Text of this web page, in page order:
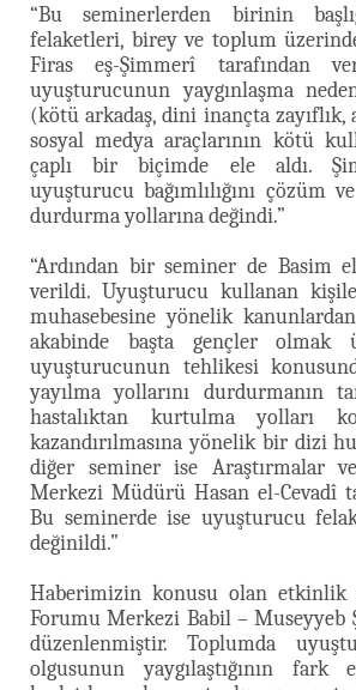
“Bu seminerlerden birinin
felaketleri, birey ve toplum
Firas eş-Şimmerî tarafından
uyuşturucunun yaygınlaşma
(kötü arkadaş, dini inançta zayıflık,
sosyal medya araçlarının kötü
çaplı bir biçimde ele aldı.
uyuşturucu bağımlılığını çözüm ve
durdurma yollarına değindi.”
“Ardından bir seminer de Basim
verildi. Uyuşturucu kullanan
muhasebesine yönelik
akabinde başta gençler olmak
uyuşturucunun tehlikesi
yayılma yollarını durdurmanın
hastalıktan kurtulma yolları
kazandırılmasına yönelik bir dizi
diğer seminer ise Araştırmalar
Merkezi Müdürü Hasan el-Cevadî
Bu seminerde ise uyuşturucu
değinildi.”
Haberimizin konusu olan etkinlik
Forumu Merkezi Babil – Museyyeb
düzenlenmiştir. Toplumda
olgusunun yaygılaştığının fark